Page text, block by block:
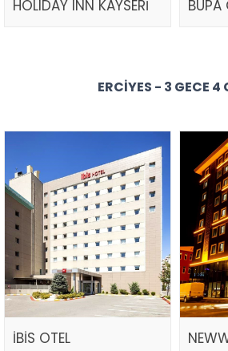
HOLIDAY INN KAYSERİ BÜPA
ERCIYES - 3 GECE 4
İBİS OTEL